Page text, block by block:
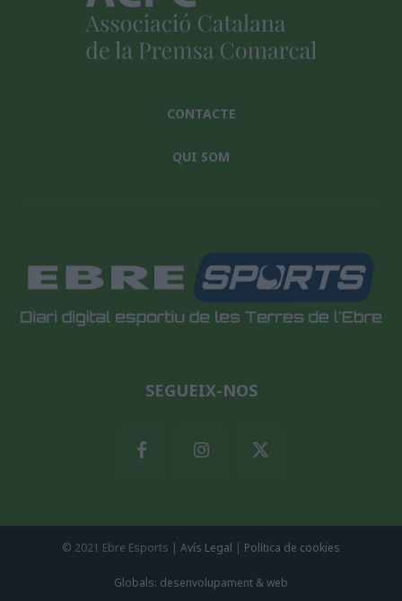
CONTACTE
QUI SOM
SEGUEIX-NOS
© 2021 Ebre Esports | Avís Legal | Política de cookies
Globals: desenvolupament & web